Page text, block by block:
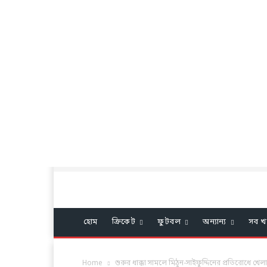
হোম ক্রিকেট ফুটবল অন্যান্য সব
Home শুরুর ধাক্কা সামলে মিঠুন-সাইফুদ্দিনের প্রতিরোধে